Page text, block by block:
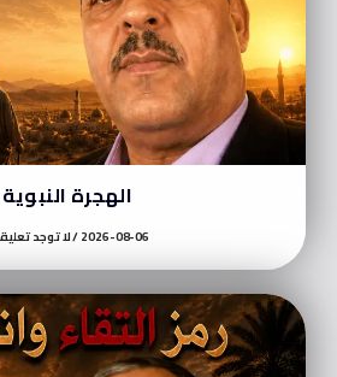
الهجرة النبوية
2026-08-06 لا توجد تعليقات